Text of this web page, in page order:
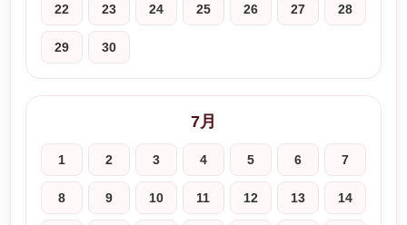
22 23 24 25 26 27 28
29 30
7月
1 2 3 4 5 6 7
8 9 10 11 12 13 14